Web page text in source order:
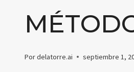
Pordelatorre.ai septiembre 1,